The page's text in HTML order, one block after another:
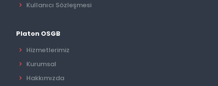
Kullanıcı Sözleşmesi
Platon OSGB
Hizmetlerimiz
Kurumsal
Hakkımızda